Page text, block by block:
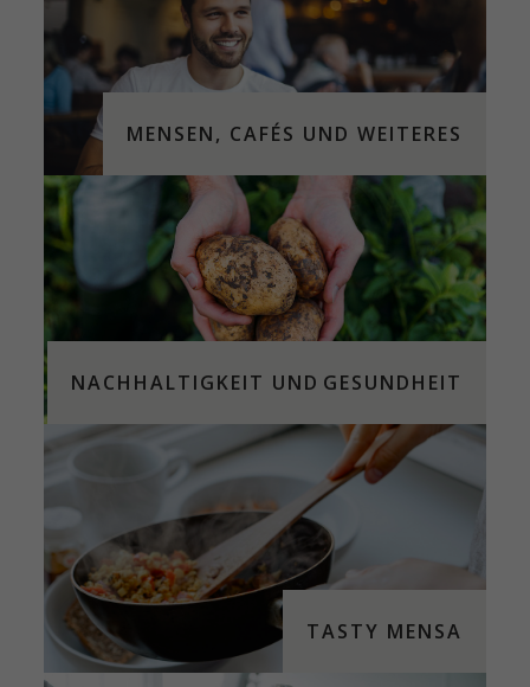
MENSEN, CAFÉS UND WEITERES
NACHHALTIGKEIT UND GESUNDHEIT
TASTY MENSA